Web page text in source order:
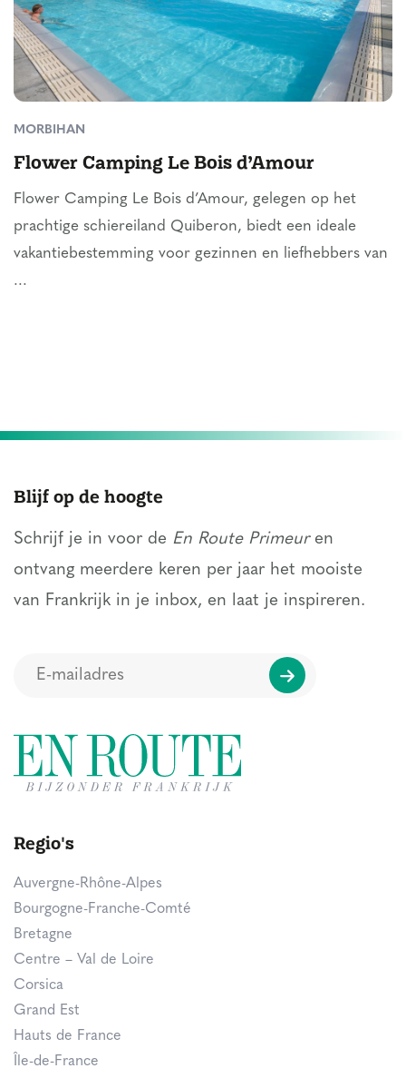
MORBIHAN
Flower Camping Le Bois d’Amour
Flower Camping Le Bois d’Amour, gelegen op het
prachtige schiereiland Quiberon, biedt een ideale
vakantiebestemming voor gezinnen en liefhebbers van
...
Blijf op de hoogte
Schrijf je in voor de En Route Primeuren
ontvang meerdere keren per jaar het mooiste
van Frankrijk in je inbox, en laat je inspireren.
Regio's
Auvergne-Rhône-Alpes
Bourgogne-Franche-Comté
Bretagne
Centre – Val de Loire
Corsica
Grand Est
Hauts de France
Île-de-France